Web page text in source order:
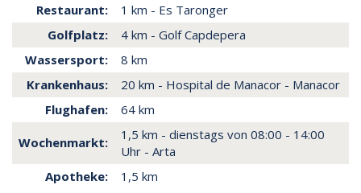
Restaurant:
1 km - Es Taronger
Golfplatz:
4 km - Golf Capdepera
Wassersport:
8 km
Krankenhaus:
20 km - Hospital de Manacor - Manacor
Flughafen:
64 km
Wochenmarkt:
1,5 km - dienstags von 08:00 - 14:00
Uhr - Arta
Apotheke:
1,5 km